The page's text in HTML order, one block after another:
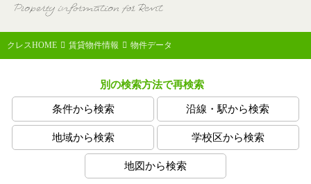
Property information for Rent
クレスHOME 賃貸物件情報 物件データ
別の検索方法で再検索
条件から検索 沿線・駅から検索
地域から検索 学校区から検索
地図から検索